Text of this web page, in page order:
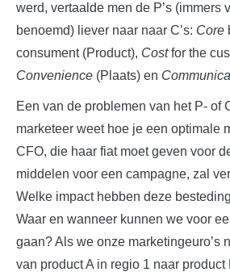
werd, vertaalde men de P’s (immers
benoemd) liever naar naar C’s: Core
consument (Product), Costfor the
Convenience (Plaats) en
Een van de problemen van het P- of
marketeer weet hoe je een optimale
CFO, die haar fiat moet geven voor
middelen voor een campagne, zal
Welke impact hebben deze
Waar en wanneer kunnen we voor
gaan? Als we onze marketingeuro’s
van product A in regio 1 naar product